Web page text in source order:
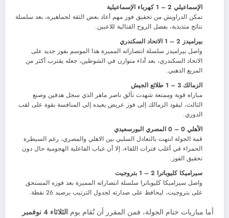
الإسماعيلي 2 – 1 كهرباء الإسماعيلية
تمكن الدراويش من تحقيق فوز مهم أعاد بعض الثقة لجماهيره، بعد سلسلة
نتائج متذبذبة، بفضل الروح القتالية للاعبين.
بيراميدز 2 – 1 الاتحاد السكندري
واصل بيراميدز سلسلة انتصاراته المميزة هذا الموسم بفوز جديد على
الاتحاد السكندري، بعد أداء متوازن في الشوطين، جعله يقترب أكثر من
المربع الذهبي.
الزمالك 3 – 1 طلائع الجيش
مباراة قوية وممتعة شهدت تألق ناصر ماهر الذي سجل هدفين وصنع
الثالث، ليقود الزمالك إلى فوز عريض يعيده إلى المنافسة بقوة على لقب
الدوري.
الأهلي 0 – 0 المصري البورسعيدي
قمة الجولة انتهت بالتعادل السلبي بين الاهلي والمصري، رغم السيطرة
الحمراء في أغلب فترات اللقاء، إلا أن غياب الفاعلية الهجومية حال دون
تحقيق الفوز.
سيراميكا كليوباترا 2 – 1 بتروجيت
واصل سيراميكا كليوباترا سلسلة انتصاراته المميزة بعد فوزه المستحق
على بتروجيت، ليحافظ على صدارته لجدول الترتيب برصيد 26 نقطة.
أما مباريات ختام الجولة، فمن المقرر أن تُقام يوم
الثلاثاء 4 نوفمبر